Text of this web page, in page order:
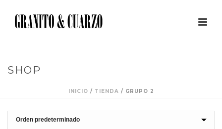
SHOP
INICIO / TIENDA / GRUPO 2